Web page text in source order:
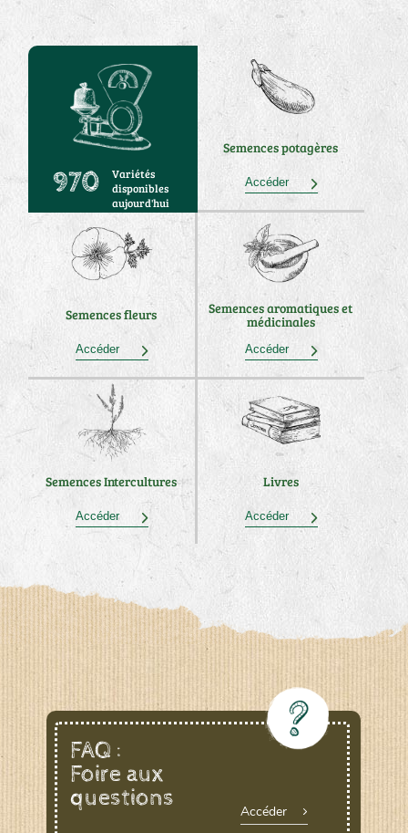
970
Variétés
disponibles
aujourd'hui
Semences potagères
Accéder
Semences fleurs
Accéder
Semences aromatiques et
médicinales
Accéder
Semences Intercultures
Accéder
Livres
Accéder
FAQ :
Foire aux
questions
Accéder